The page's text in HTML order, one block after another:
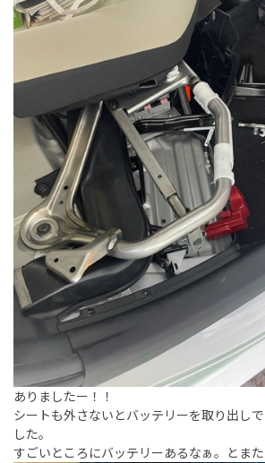
ありましたー！！
シートも外さないとバッテリーを取り出し
した。
すごいところにバッテリーあるなぁ。とまた